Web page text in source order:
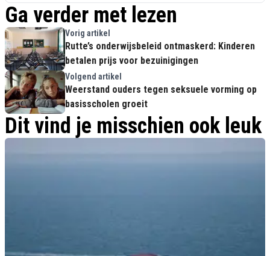
Ga verder met lezen
Vorig artikel
Rutte’s onderwijsbeleid ontmaskerd: Kinderen
betalen prijs voor bezuinigingen
Volgend artikel
Weerstand ouders tegen seksuele vorming op
basisscholen groeit
Dit vind je misschien ook leuk